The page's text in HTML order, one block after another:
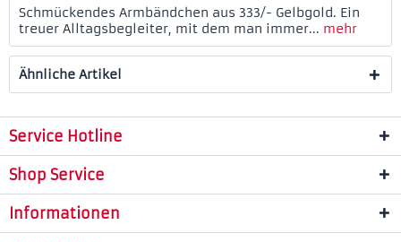
Schmückendes Armbändchen aus 333/- Gelbgold. Ein
treuer Alltagsbegleiter, mit dem man immer... mehr
Ähnliche Artikel
Service Hotline
Shop Service
Informationen